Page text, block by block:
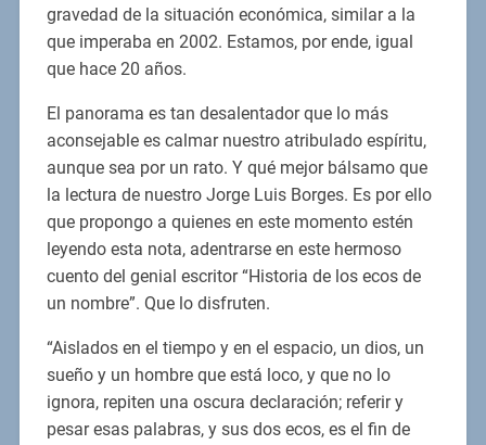
gravedad de la situación económica, similar a la
que imperaba en 2002. Estamos, por ende, igual
que hace 20 años.
El panorama es tan desalentador que lo más
aconsejable es calmar nuestro atribulado espíritu,
aunque sea por un rato. Y qué mejor bálsamo que
la lectura de nuestro Jorge Luis Borges. Es por ello
que propongo a quienes en este momento estén
leyendo esta nota, adentrarse en este hermoso
cuento del genial escritor “Historia de los ecos de
un nombre”. Que lo disfruten.
“Aislados en el tiempo y en el espacio, un dios, un
sueño y un hombre que está loco, y que no lo
ignora, repiten una oscura declaración; referir y
pesar esas palabras, y sus dos ecos, es el fin de